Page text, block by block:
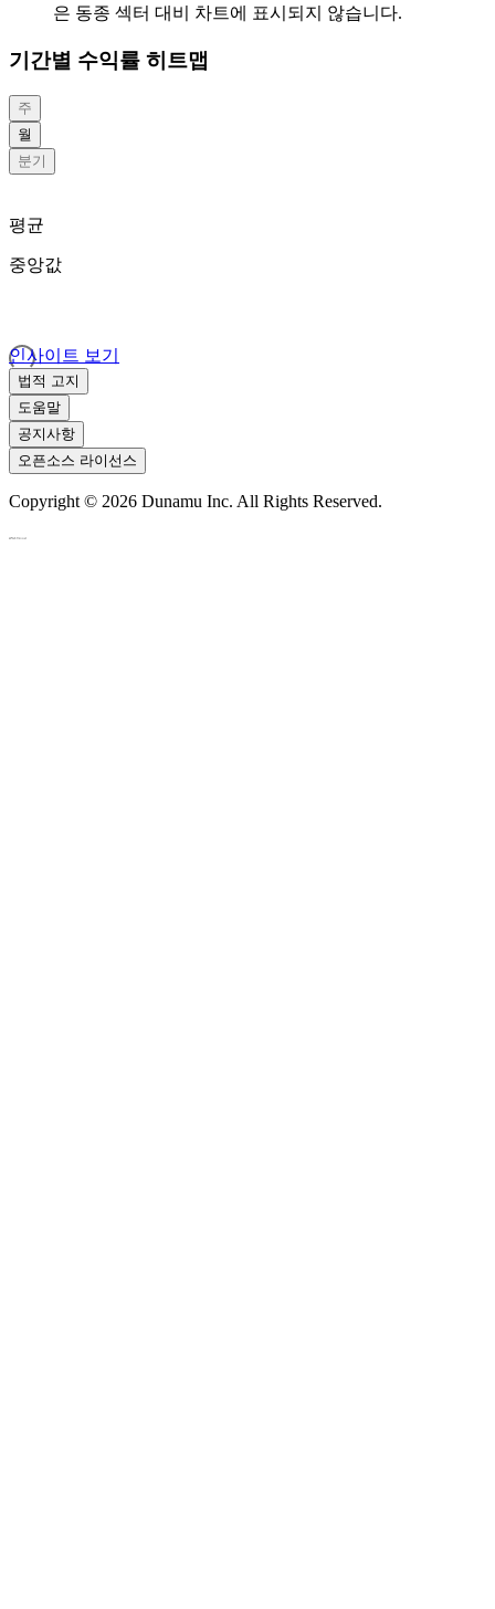
은 동종 섹터 대비 차트에 표시되지 않습니다.
기간별 수익률 히트맵
주
월
분기
평균
중앙값
인사이트 보기
법적 고지
도움말
공지사항
오픈소스 라이선스
Copyright © 2026 Dunamu Inc. All Rights Reserved.